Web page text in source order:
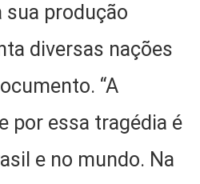
sua produção
diversas nações
“A
por essa tragédia é
e no mundo. Na